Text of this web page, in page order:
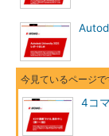
4コ